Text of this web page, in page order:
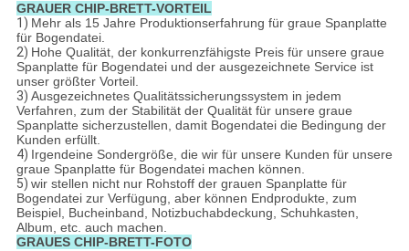
GRAUER CHIP-BRETT-VORTEIL
1) Mehr als 15 Jahre Produktionserfahrung für graue Spanplatte
für Bogendatei.
2) Hohe Qualität, der konkurrenzfähigste Preis für unsere graue
Spanplatte für Bogendatei und der ausgezeichnete Service ist
unser größter Vorteil.
3) Ausgezeichnetes Qualitätssicherungssystem in jedem
Verfahren, zum der Stabilität der Qualität für unsere graue
Spanplatte sicherzustellen, damit Bogendatei die Bedingung der
Kunden erfüllt.
4) Irgendeine Sondergröße, die wir für unsere Kunden für unsere
graue Spanplatte für Bogendatei machen können.
5) wir stellen nicht nur Rohstoff der grauen Spanplatte für
Bogendatei zur Verfügung, aber können Endprodukte, zum
Beispiel, Bucheinband, Notizbuchabdeckung, Schuhkasten,
Album, etc. auch machen.
GRAUES CHIP-BRETT-FOTO